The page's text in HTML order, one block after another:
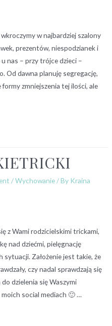
w najbardziej szalony
prezentów, niespodzianek i
nas – przy trójce dzieci –
Od dawna planuję segregację,
zmniejszenia tej ilości, ale
/Wychowanie/ By Kraina
z Wami rodzicielskimi trickami,
nad dziećmi, pielęgnację
Założenie jest takie, że
czy nadal sprawdzają się
dzielenia się Waszymi
social mediach 🙂 …